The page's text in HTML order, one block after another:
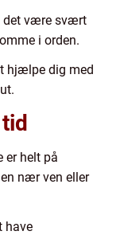
det være svært
i orden.
hjælpe dig med
er helt på
nær ven eller
have